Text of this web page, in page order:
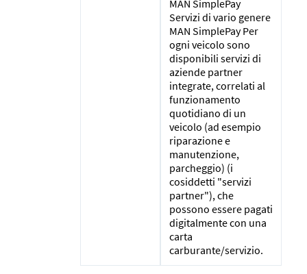
MAN SimplePay
Servizi di vario genere
MAN SimplePay Per
ogni veicolo sono
disponibili servizi di
aziende partner
integrate, correlati al
funzionamento
quotidiano di un
veicolo (ad esempio
riparazione e
manutenzione,
parcheggio) (i
cosiddetti "servizi
partner"), che
possono essere pagati
digitalmente con una
carta
carburante/servizio.